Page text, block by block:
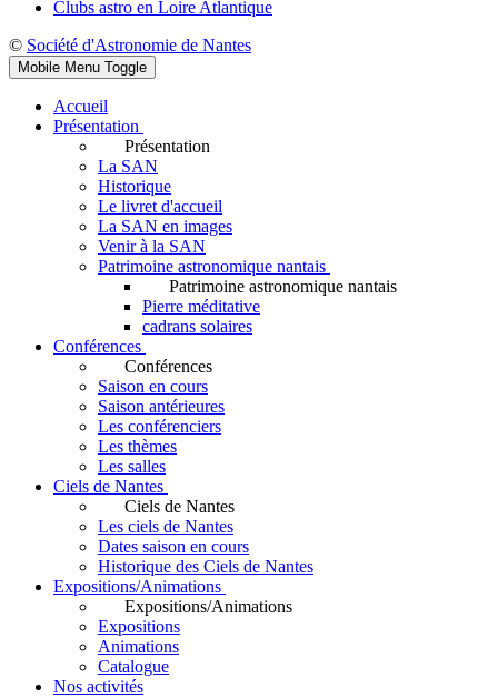
Clubs astro en Loire Atlantique
© Société d'Astronomie de Nantes
Mobile Menu Toggle
Accueil
Présentation
Présentation
La SAN
Historique
Le livret d'accueil
La SAN en images
Venir à la SAN
Patrimoine astronomique nantais
Patrimoine astronomique nantais
Pierre méditative
cadrans solaires
Conférences
Conférences
Saison en cours
Saison antérieures
Les conférenciers
Les thèmes
Les salles
Ciels de Nantes
Ciels de Nantes
Les ciels de Nantes
Dates saison en cours
Historique des Ciels de Nantes
Expositions/Animations
Expositions/Animations
Expositions
Animations
Catalogue
Nos activités